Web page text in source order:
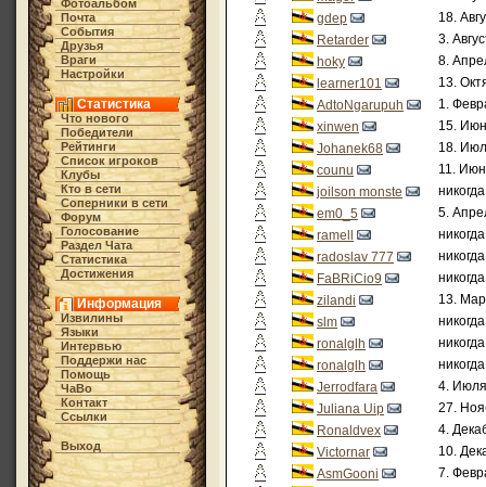
Фотоальбом
Почта
События
Друзья
Враги
Настройки
Статистика
Что нового
Победители
Рейтинги
Список игроков
Клубы
Кто в cети
Соперники в сети
Форум
Голосование
Раздел Чата
Статистика
Достижения
Информация
Извилины
Языки
Интервью
Поддержи нас
Помощь
ЧаВо
Контакт
Ссылки
Выход
gdep
18.
Retarder
3.
hoky
8.
learner101
13.
AdtoNgarupuh
1.
xinwen
15.
Johanek68
18.
counu
11.
joilson monste
em0_5
5.
ramell
radoslav 777
FaBRiCio9
zilandi
13.
slm
ronalglh
ronalglh
Jerrodfara
4.
Juliana Uip
27.
Ronaldvex
4.
Victornar
10.
AsmGooni
7.